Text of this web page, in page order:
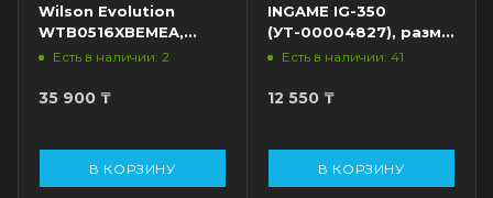
Wilson Evolution
WTB0516XBEMEA,
разм. 7
Есть в наличии: 2
35 900 ₸
В КОРЗИНУ
INGAME IG-350
(УТ-00004827), разм.
7 Есть в наличии: 41
12 550 ₸
В КОРЗИНУ